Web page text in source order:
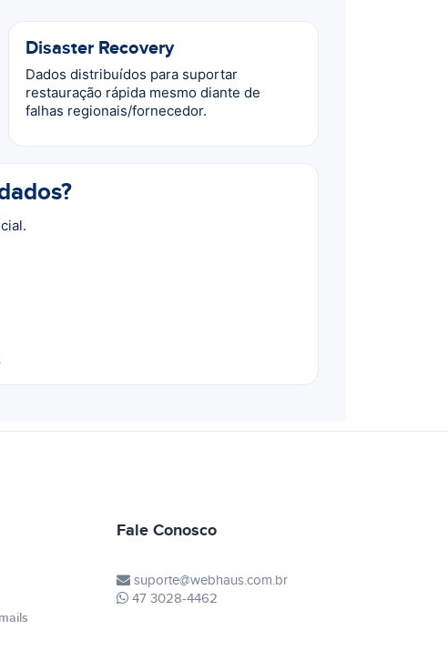
Disaster Recovery
Dados distribuídos para suportar
restauração rápida mesmo diante de
falhas regionais/fornecedor.
Fale Conosco
suporte@webhaus.com.br
47 3028-4462